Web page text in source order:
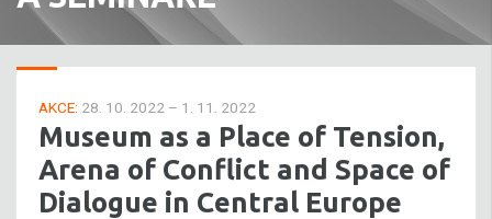
AKCE: 28. 10. 2022 – 1. 11. 2022
Museum as a Place of Tension,
Arena of Conflict and Space of
Dialogue in Central Europe